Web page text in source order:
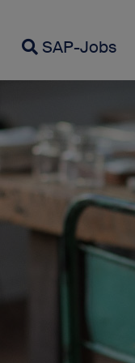
SAP-Jobs
Erfahrungen